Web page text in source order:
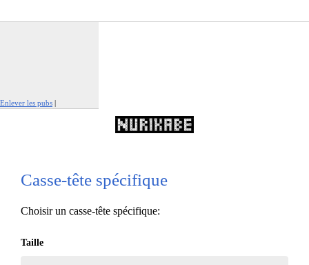
Enlever les pubs |
Casse-tête spécifique
Choisir un casse-tête spécifique:
Taille